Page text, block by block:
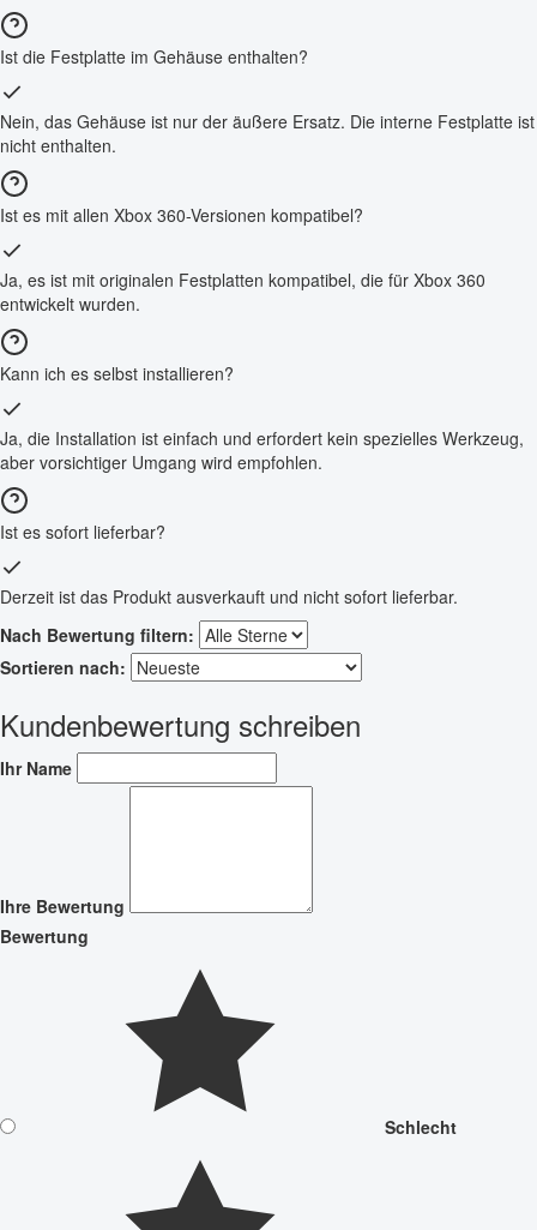
Ist die Festplatte im Gehäuse enthalten?
Nein, das Gehäuse ist nur der äußere Ersatz. Die interne Festplatte ist
nicht enthalten.
Ist es mit allen Xbox 360-Versionen kompatibel?
Ja, es ist mit originalen Festplatten kompatibel, die für Xbox 360
entwickelt wurden.
Kann ich es selbst installieren?
Ja, die Installation ist einfach und erfordert kein spezielles Werkzeug,
aber vorsichtiger Umgang wird empfohlen.
Ist es sofort lieferbar?
Derzeit ist das Produkt ausverkauft und nicht sofort lieferbar.
Nach Bewertung filtern:
Sortieren nach:
Kundenbewertung schreiben
Ihr Name
Ihre Bewertung
Bewertung
Schlecht